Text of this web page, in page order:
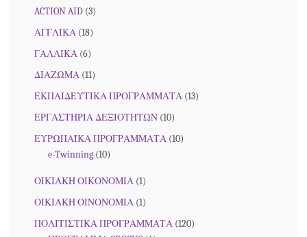
ACTION AID (3)
ΑΓΓΛΙΚΑ (18)
ΓΑΛΛΙΚΑ (6)
ΔΙΑΖΩΜΑ (11)
ΕΚΠΑΙΔΕΥΤΙΚΑ ΠΡΟΓΡΑΜΜΑΤΑ (13)
ΕΡΓΑΣΤΗΡΙΑ ΔΕΞΙΟΤΗΤΩΝ (10)
ΕΥΡΩΠΑΪΚΑ ΠΡΟΓΡΑΜΜΑΤΑ (10)
e-Twinning (10)
ΟΙΚΙΑΚΗ ΟΙΚΟΝΟΜΙΑ (1)
ΟΙΚΙΑΚΗ ΟΙΝΟΝΟΜΙΑ (1)
ΠΟΛΙΤΙΣΤΙΚΑ ΠΡΟΓΡΑΜΜΑΤΑ (120)